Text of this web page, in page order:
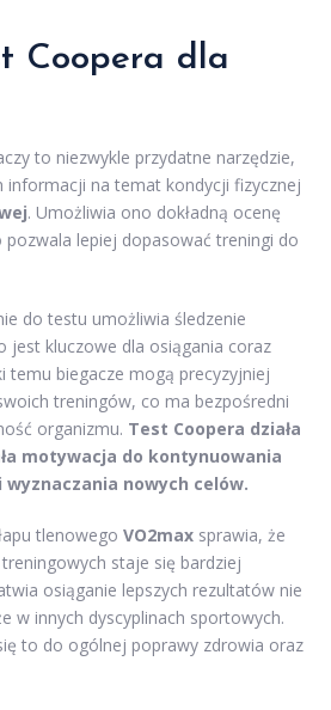
Coopera dla
to niezwykle przydatne narzędzie,
informacji na temat kondycji fizycznej
. Umożliwia ono dokładną ocenę
lepiej dopasować treningi do
do testu umożliwia śledzenie
jest kluczowe dla osiągania coraz
temu biegacze mogą precyzyjniej
treningów, co ma bezpośredni
organizmu. Test Coopera działa
motywacja do kontynuowania
nowych celów.
tlenowego VO2max sprawia, że
staje się bardziej
osiąganie lepszych rezultatów nie
w innych dyscyplinach sportowych.
to do ogólnej poprawy zdrowia oraz